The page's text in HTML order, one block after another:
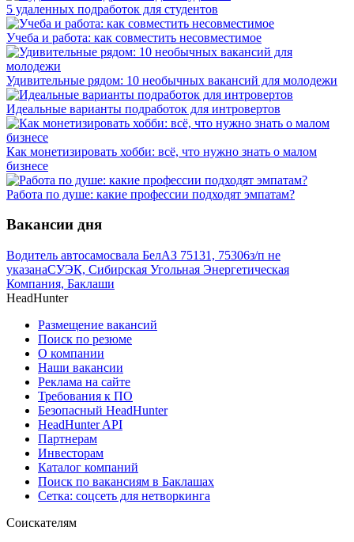
5 удаленных подработок для студентов
Учеба и работа: как совместить несовместимое
Удивительные рядом: 10 необычных вакансий для молодежи
Идеальные варианты подработок для интровертов
Как монетизировать хобби: всё, что нужно знать о малом
бизнесе
Работа по душе: какие профессии подходят эмпатам?
Вакансии дня
Водитель автосамосвала БелАЗ 75131, 75306з/п не
указанаСУЭК, Сибирская Угольная Энергетическая
Компания, Баклаши
HeadHunter
Размещение вакансий
Поиск по резюме
О компании
Наши вакансии
Реклама на сайте
Требования к ПО
Безопасный HeadHunter
HeadHunter API
Партнерам
Инвесторам
Каталог компаний
Поиск по вакансиям в Баклашах
Сетка: соцсеть для нетворкинга
Соискателям